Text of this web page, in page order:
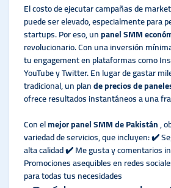
El costo de ejecutar campañas de
puede ser elevado, especialmente para
startups. Por eso, unpanel SMM
revolucionario. Con una inversión
tu engagement en plataformas como
YouTube y Twitter. En lugar de gastar
tradicional, un plande precios de
ofrece resultados instantáneos a una
Con elmejor panel SMM de Pakistán,
variedad de servicios, que incluyen: ✔️
alta calidad ✔️ Me gusta y comentarios
Promociones asequibles en redes
para todas tus necesidades